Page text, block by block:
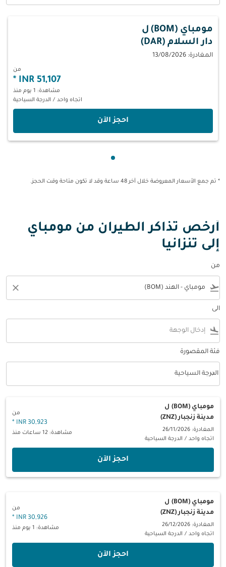
مومباي (BOM)
ل
دار السلام (DAR)
المغادرة: 13/08/2026
من
51,107 INR
*
مشاهدة: 1 يوم منذ
اتجاه واحد / الدرجة السياحية
‫احجز الآن‬
* تم جمع الأسعار المعروضة خلال آخر 48 ساعة وقد لا تكون متاحة وقت الحجز.
أرخص تذاكر الطيران من مومباي
إلى تنزانيا
من
flight_takeoff
close
الى
flight_land
فئة المقصورة
فئة المقصورة option الدرجة السياحية Selected
الدرجة السياحية
keyboard_arrow_down
مومباي (BOM)
ل
مدينة زنجبار (ZNZ)
المغادرة: 26/11/2026
اتجاه واحد / الدرجة السياحية
من
30,923 INR
*
مشاهدة: 12 ساعات منذ
‫احجز الآن‬
مومباي (BOM)
ل
مدينة زنجبار (ZNZ)
المغادرة: 26/12/2026
اتجاه واحد / الدرجة السياحية
من
30,926 INR
*
مشاهدة: 1 يوم منذ
‫احجز الآن‬